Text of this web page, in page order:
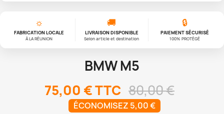
☼
FABRICATION LOCALE
À LA RÉUNION
🚚
LIVRAISON DISPONIBLE
Selon article et destination
🔒
PAIEMENT SÉCURISÉ
100% PROTÉGÉ
BMW M5
75,00 €TTC 80,00 €
ÉCONOMISEZ 5,00 €